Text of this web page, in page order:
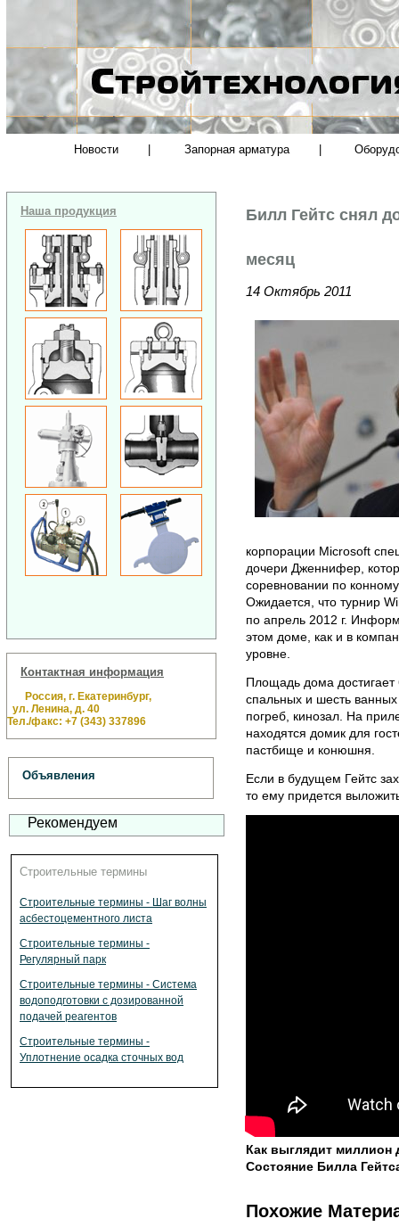
Новости Запорная арматура
Наша продукция
Контактная информация
Россия, г. Екатеринбург,
ул. Ленина, д. 40
Тел./факс: +7 (343) 337896
Объявления
Рекомендуем
Строительные термины
Строительные термины - Шаг волны
асбестоцементного листа
Строительные термины -
Регулярный парк
Строительные термины - Система
водоподготовки с дозированной
подачей реагентов
Строительные термины -
Уплотнение осадка сточных вод
Билл Гейтс снял
месяц
14 Октябрь 2011
корпорации Microsoft
дочери Дженнифер,
соревновании по
Ожидается, что турнир
по апрель 2012 г.
этом доме, как и в
уровне.
Площадь дома
спальных и шесть
погреб, кинозал. На
находятся домик для
пастбище и конюшня.
Если в будущем Гейтс
то ему придется
Как выглядит
Состояние Билла
Похожие